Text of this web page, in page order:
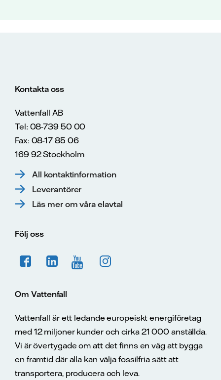
Kontakta oss
Vattenfall AB
Tel: 08-739 50 00
Fax: 08-17 85 06
169 92 Stockholm
All kontaktinformation
Leverantörer
Läs mer om våra elavtal
Följ oss
Om Vattenfall
Vattenfall är ett ledande europeiskt energiföretag
med 12 miljoner kunder och cirka 21 000 anställda.
Vi är övertygade om att det finns en väg att bygga
en framtid där alla kan välja fossilfria sätt att
transportera, producera och leva.